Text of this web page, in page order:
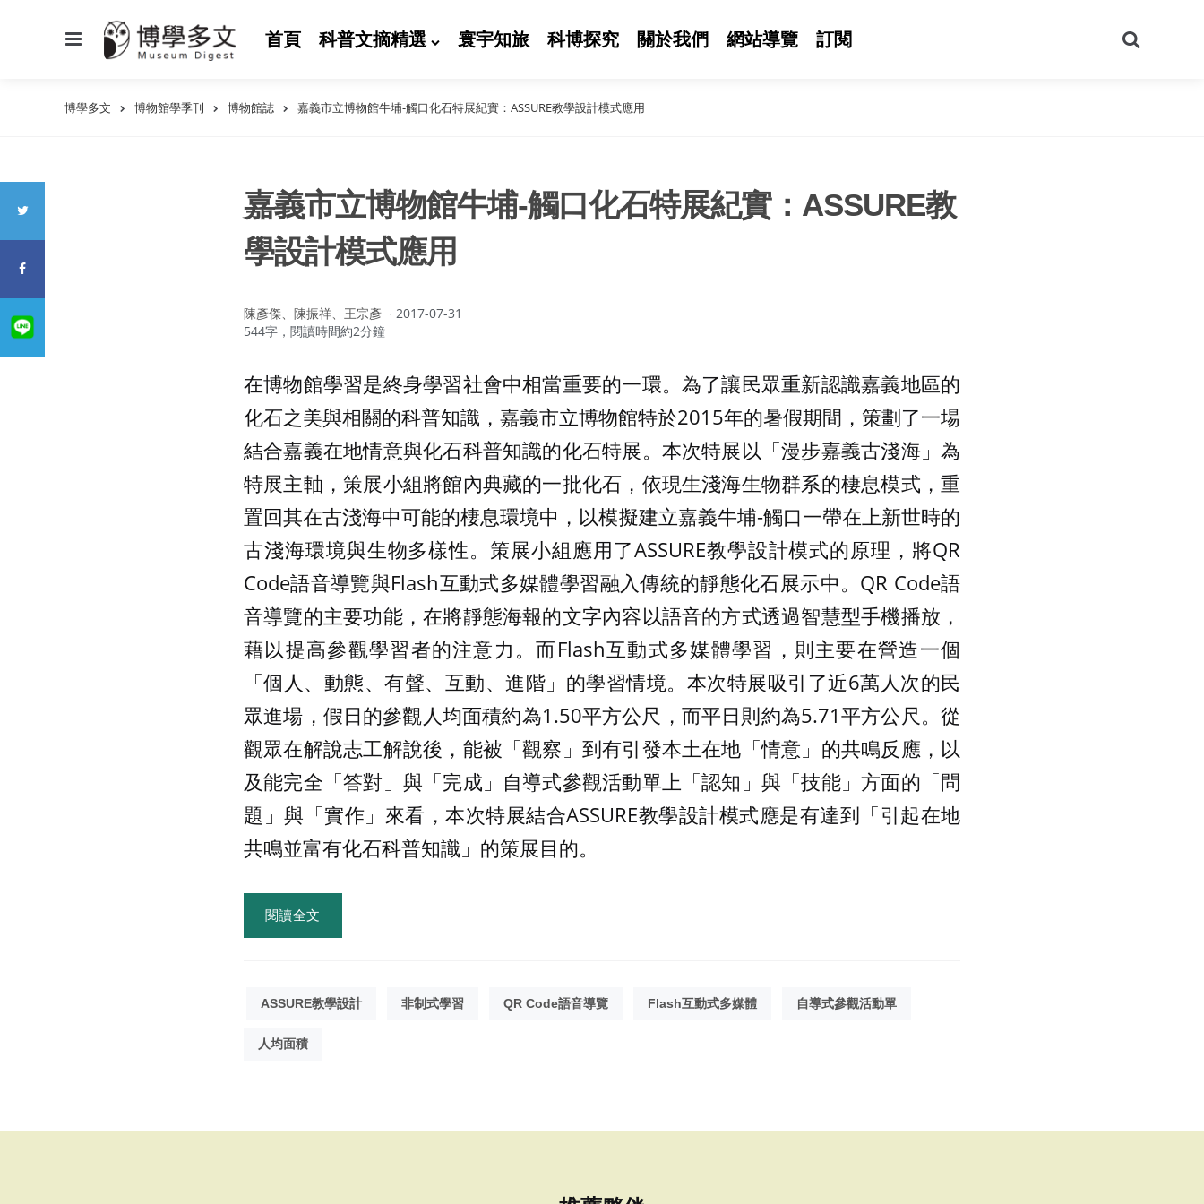
首頁 科普文摘精選 寰宇知旅 科博探究 關於我們 網站導覽 訂閱
尋
博學多文 博物館學季刊 博物館誌 嘉義市立博物館牛埔-觸口化石特展紀實：ASSURE教學設計模式應用
嘉義市立博物館牛埔-觸口化石特展紀實：ASSURE教
學設計模式應用
作
者：
陳彥傑、陳振祥、王宗彥
2017-07-31
544字，閱讀時間約2分鐘
在博物館學習是終身學習社會中相當重要的一環。為了讓民眾重新認識嘉義地區的
化石之美與相關的科普知識，嘉義市立博物館特於2015年的暑假期間，策劃了一場
結合嘉義在地情意與化石科普知識的化石特展。本次特展以「漫步嘉義古淺海」為
特展主軸，策展小組將館內典藏的一批化石，依現生淺海生物群系的棲息模式，重
置回其在古淺海中可能的棲息環境中，以模擬建立嘉義牛埔-觸口一帶在上新世時的
古淺海環境與生物多樣性。策展小組應用了ASSURE教學設計模式的原理，將QR
Code語音導覽與Flash互動式多媒體學習融入傳統的靜態化石展示中。QR Code語
音導覽的主要功能，在將靜態海報的文字內容以語音的方式透過智慧型手機播放，
藉以提高參觀學習者的注意力。而Flash互動式多媒體學習，則主要在營造一個
「個人、動態、有聲、互動、進階」的學習情境。本次特展吸引了近6萬人次的民
眾進場，假日的參觀人均面積約為1.50平方公尺，而平日則約為5.71平方公尺。從
觀眾在解說志工解說後，能被「觀察」到有引發本土在地「情意」的共鳴反應，以
及能完全「答對」與「完成」自導式參觀活動單上「認知」與「技能」方面的「問
題」與「實作」來看，本次特展結合ASSURE教學設計模式應是有達到「引起在地
共鳴並富有化石科普知識」的策展目的。
閱讀全文
ASSURE教學設計 非制式學習 QR Code語音導覽 Flash互動式多媒體 自導式參觀活動單
人均面積